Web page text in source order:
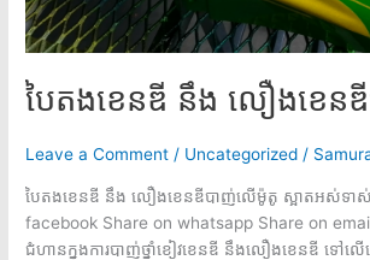
បៃតងខេនឌី នឹង លឿងខេន
Leave a Comment / Uncategorized /
បៃតងខេនឌី នឹង លឿងខេនឌីបាញ់លើម៉ូតូ ស្អាតអស់ទា
facebook Share on whatsapp Share on
ជំហានក្នុងការបាញ់ថ្នាំខៀវខេនឌី នឹងលឿងខេនឌី ទៅលើ